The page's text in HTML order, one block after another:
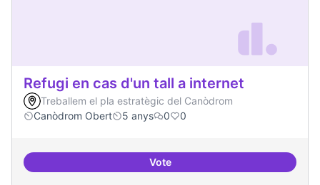
Refugi en cas d'un tall a internet
Treballem el pla estratègic del Canòdrom
Canòdrom Obert
5 anys 0 0
VoteRefugi en cas d'un tall a internet